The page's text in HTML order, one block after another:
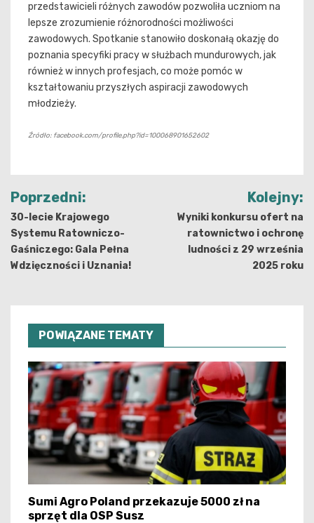
przedstawicieli różnych zawodów pozwoliła uczniom na
lepsze zrozumienie różnorodności możliwości
zawodowych. Spotkanie stanowiło doskonałą okazję do
poznania specyfiki pracy w służbach mundurowych, jak
również w innych profesjach, co może pomóc w
kształtowaniu przyszłych aspiracji zawodowych
młodzieży.
Źródło: facebook.com/profile.php?id=100068901652602
Nawigacja
wpisu
Poprzedni:
30-lecie Krajowego
Systemu Ratowniczo-
Gaśniczego: Gala Pełna
Wdzięczności i Uznania!
Kolejny:
Wyniki konkursu ofert na
ratownictwo i ochronę
ludności z 29 września
2025 roku
POWIĄZANE TEMATY
Sumi Agro Poland przekazuje 5000 zł na
sprzęt dla OSP Susz